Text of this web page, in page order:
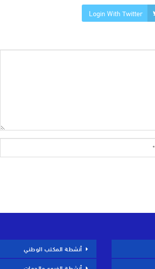
Login With Twitter
أنشطة المكتب الوطني